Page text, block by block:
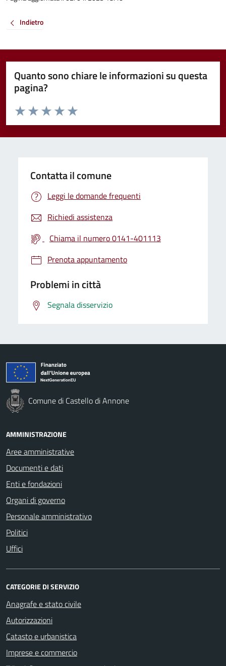
Indietro
Quanto sono chiare le informazioni su questa
pagina?
Valuta da 1 a 5 stelle la pagina
Valuta 5 stelle su 5
Valuta 4 stelle su 5
Valuta 3 stelle su 5
Valuta 2 stelle su 5
Valuta 1 stelle su 5
Contatta il comune
Leggi le domande frequenti
Richiedi assistenza
Chiama il numero 0141-401113
Prenota appuntamento
Problemi in città
Segnala disservizio
Comune di Castello di Annone
AMMINISTRAZIONE
Aree amministrative
Documenti e dati
Enti e fondazioni
Organi di governo
Personale amministrativo
Politici
Uffici
CATEGORIE DI SERVIZIO
Anagrafe e stato civile
Autorizzazioni
Catasto e urbanistica
Imprese e commercio